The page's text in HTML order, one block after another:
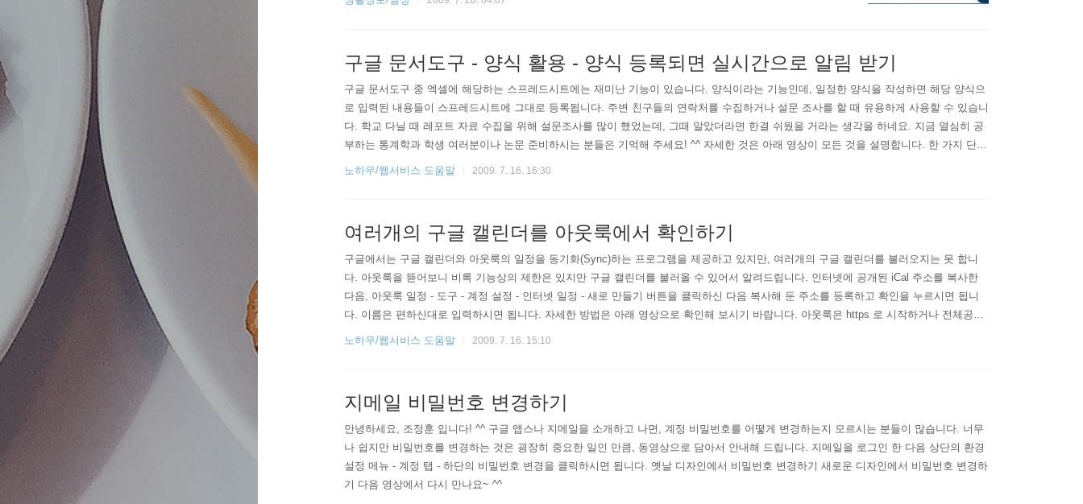
구글 문서도구 - 양식 활용 - 양식 등록되면 실시간으로 알림 받기
구글 문서도구 중 엑셀에 해당하는 스프레드시트에는 재미난 기능이 있습니다. 양식이라는 기능인데, 일정한 양식을 작성하면 해당 양식으
로 입력된 내용들이 스프레드시트에 그대로 등록됩니다. 주변 친구들의 연락처를 수집하거나 설문 조사를 할 때 유용하게 사용할 수 있습니
다. 학교 다닐 때 레포트 자료 수집을 위해 설문조사를 많이 했었는데, 그때 알았더라면 한결 쉬웠을 거라는 생각을 하네요. 지금 열심히 공
부하는 통계학과 학생 여러분이나 논문 준비하시는 분들은 기억해 주세요! ^^ 자세한 것은 아래 영상이 모든 것을 설명합니다. 한 가지 단점
은, 알림메일이 현재 로그인한 계정으로만 보내진다는 것 입니다. 다른 메일로 보내고 싶으시면 해당 메일 계정에서 필터를 설정하는 방법
노하우/웹서비스 도움말 2009. 7. 16. 16:30
여러개의 구글 캘린더를 아웃룩에서 확인하기
구글에서는 구글 캘린더와 아웃룩의 일정을 동기화(Sync)하는 프로그램을 제공하고 있지만, 여러개의 구글 캘린더를 불러오지는 못 합니
다. 아웃룩을 뜯어보니 비록 기능상의 제한은 있지만 구글 캘린더를 불러올 수 있어서 알려드립니다. 인터넷에 공개된 iCal 주소를 복사한
다음, 아웃룩 일정 - 도구 - 계정 설정 - 인터넷 일정 - 새로 만들기 버튼을 클릭하신 다음 복사해 둔 주소를 등록하고 확인을 누르시면 됩니
다. 이름은 편하신대로 입력하시면 됩니다. 자세한 방법은 아래 영상으로 확인해 보시기 바랍니다. 아웃룩은 https 로 시작하거나 전체공개
되지 않은(로그인이 필요한) iCal 주소는 인식하지 못 합니다. 이 부분은 개선이 필요할 것으로 여겨집니다. 무료인 썬더버드의 라이트닝도
노하우/웹서비스 도움말 2009. 7. 16. 15:10
지메일 비밀번호 변경하기
안녕하세요, 조정훈 입니다! ^^ 구글 앱스나 지메일을 소개하고 나면, 계정 비밀번호를 어떻게 변경하는지 모르시는 분들이 많습니다. 너무
나 쉽지만 비밀번호를 변경하는 것은 굉장히 중요한 일인 만큼, 동영상으로 담아서 안내해 드립니다. 지메일을 로그인 한 다음 상단의 환경
설정 메뉴 - 계정 탭 - 하단의 비밀번호 변경을 클릭하시면 됩니다. 옛날 디자인에서 비밀번호 변경하기 새로운 디자인에서 비밀번호 변경하
기 다음 영상에서 다시 만나요~ ^^